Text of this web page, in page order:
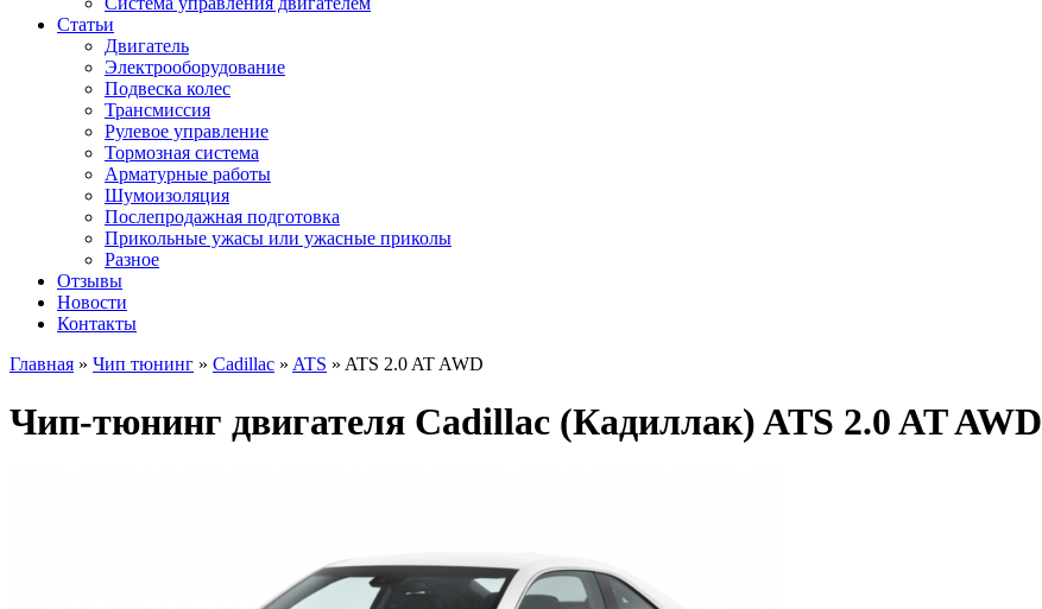
Статьи
Двигатель
Электрооборудование
Подвеска колес
Трансмиссия
Рулевое управление
Тормозная система
Арматурные работы
Шумоизоляция
Послепродажная подготовка
Прикольные ужасы или ужасные приколы
Разное
Отзывы
Новости
Контакты
Главная » Чип тюнинг » Cadillac » ATS » ATS 2.0 AT AWD
Чип-тюнинг двигателя Cadillac (Кадиллак) ATS 2.0 AT AWD